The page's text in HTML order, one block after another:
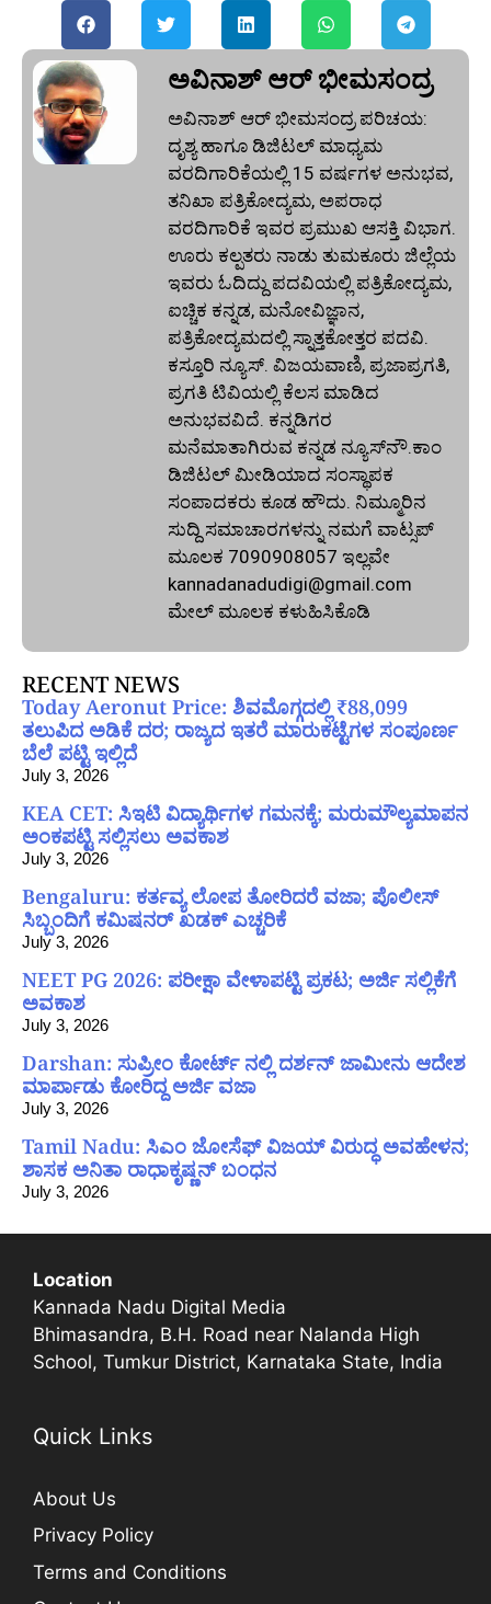
ಅವಿನಾಶ್‌ ಆರ್‌ ಭೀಮಸಂದ್ರ
ಅವಿನಾಶ್‌ ಆರ್‌ ಭೀಮಸಂದ್ರ ಪರಿಚಯ:
ದೃಶ್ಯ ಹಾಗೂ ಡಿಜಿಟಲ್ ಮಾಧ್ಯಮ
ವರದಿಗಾರಿಕೆಯಲ್ಲಿ 15 ವರ್ಷಗಳ ಅನುಭವ,
ತನಿಖಾ ಪತ್ರಿಕೋದ್ಯಮ, ಅಪರಾಧ
ವರದಿಗಾರಿಕೆ ಇವರ ಪ್ರಮುಖ ಆಸಕ್ತಿ ವಿಭಾಗ.
ಊರು ಕಲ್ಪತರು ನಾಡು ತುಮಕೂರು ಜಿಲ್ಲೆಯ
ಇವರು ಓದಿದ್ದು ಪದವಿಯಲ್ಲಿ ಪತ್ರಿಕೋದ್ಯಮ,
ಐಚ್ಚಿಕ ಕನ್ನಡ, ಮನೋವಿಜ್ಞಾನ,
ಪತ್ರಿಕೋದ್ಯಮದಲ್ಲಿ ಸ್ನಾತ್ತಕೋತ್ತರ ಪದವಿ.
ಕಸ್ತೂರಿ ನ್ಯೂಸ್‌. ವಿಜಯವಾಣಿ, ಪ್ರಜಾಪ್ರಗತಿ,
ಪ್ರಗತಿ ಟಿವಿಯಲ್ಲಿ ಕೆಲಸ ಮಾಡಿದ
ಅನುಭವವಿದೆ. ಕನ್ನಡಿಗರ
ಮನೆಮಾತಾಗಿರುವ ಕನ್ನಡ ನ್ಯೂಸ್‌ನೌ.ಕಾಂ
ಡಿಜಿಟಲ್‌ ಮೀಡಿಯಾದ ಸಂಸ್ಥಾಪಕ
ಸಂಪಾದಕರು ಕೂಡ ಹೌದು. ನಿಮ್ಮೂರಿನ
ಸುದ್ದಿ ಸಮಾಚಾರಗಳನ್ನು ನಮಗೆ ವಾಟ್ಸಪ್‌
ಮೂಲಕ 7090908057 ಇಲ್ಲವೇ
kannadanadudigi@gmail.com
ಮೇಲ್‌ ಮೂಲಕ ಕಳುಹಿಸಿಕೊಡಿ
RECENT NEWS
Today Aeronut Price: ಶಿವಮೊಗ್ಗದಲ್ಲಿ ₹88,099
ತಲುಪಿದ ಅಡಿಕೆ ದರ; ರಾಜ್ಯದ ಇತರೆ ಮಾರುಕಟ್ಟೆಗಳ ಸಂಪೂರ್ಣ
ಬೆಲೆ ಪಟ್ಟಿ ಇಲ್ಲಿದೆ
July 3, 2026
KEA CET: ಸಿಇಟಿ ವಿದ್ಯಾರ್ಥಿಗಳ ಗಮನಕ್ಕೆ; ಮರುಮೌಲ್ಯಮಾಪನ
ಅಂಕಪಟ್ಟಿ ಸಲ್ಲಿಸಲು ಅವಕಾಶ
July 3, 2026
Bengaluru: ಕರ್ತವ್ಯ ಲೋಪ ತೋರಿದರೆ ವಜಾ; ಪೊಲೀಸ್
ಸಿಬ್ಬಂದಿಗೆ ಕಮಿಷನರ್ ಖಡಕ್ ಎಚ್ಚರಿಕೆ
July 3, 2026
NEET PG 2026: ಪರೀಕ್ಷಾ ವೇಳಾಪಟ್ಟಿ ಪ್ರಕಟ; ಅರ್ಜಿ ಸಲ್ಲಿಕೆಗೆ
ಅವಕಾಶ
July 3, 2026
Darshan: ಸುಪ್ರೀಂ ಕೋರ್ಟ್ ನಲ್ಲಿ ದರ್ಶನ್ ಜಾಮೀನು ಆದೇಶ
ಮಾರ್ಪಾಡು ಕೋರಿದ್ದ ಅರ್ಜಿ ವಜಾ
July 3, 2026
Tamil Nadu: ಸಿಎಂ ಜೋಸೆಫ್ ವಿಜಯ್ ವಿರುದ್ಧ ಅವಹೇಳನ;
ಶಾಸಕ ಅನಿತಾ ರಾಧಾಕೃಷ್ಣನ್ ಬಂಧನ
July 3, 2026
Location
Kannada Nadu Digital Media
Bhimasandra, B.H. Road near Nalanda High
School, Tumkur District, Karnataka State, India
Quick Links
About Us
Privacy Policy
Terms and Conditions